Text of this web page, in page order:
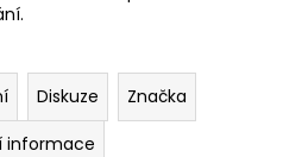
Diskuze
Značka
informace